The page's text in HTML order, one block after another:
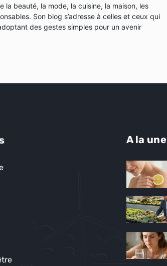
beauté, la mode, la cuisine, la maison, les
Son blog s’adresse à celles et ceux qui
des gestes simples pour un avenir
A la une